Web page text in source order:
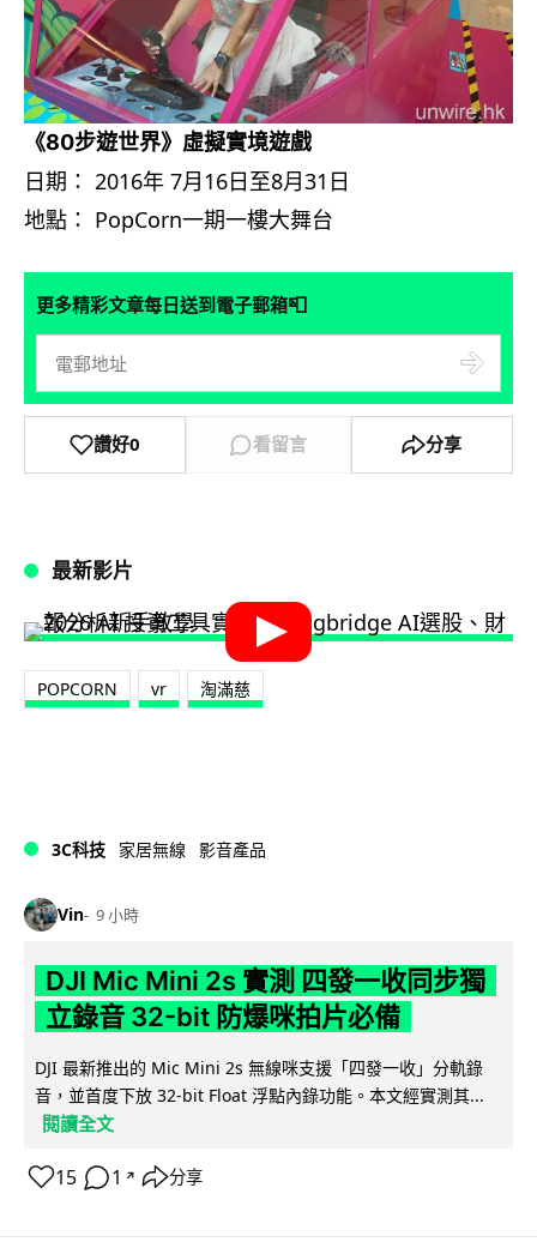
《80步遊世界》虛擬實境遊戲
日期： 2016年 7月16日至8月31日
地點： PopCorn一期一樓大舞台
更多精彩文章每日送到電子郵箱📮
讚好0 看留言 分享
最新影片
POPCORN vr 淘滿慈
3C科技 家居無線 影音產品
Vin 9 小時
DJI Mic Mini 2s 實測 四發一收同步獨
立錄音 32-bit 防爆咪拍片必備
DJI 最新推出的 Mic Mini 2s 無線咪支援「四發一收」分軌錄
音，並首度下放 32-bit Float 浮點內錄功能。本文經實測其...
閱讀全文
15 1 ↗ 分享